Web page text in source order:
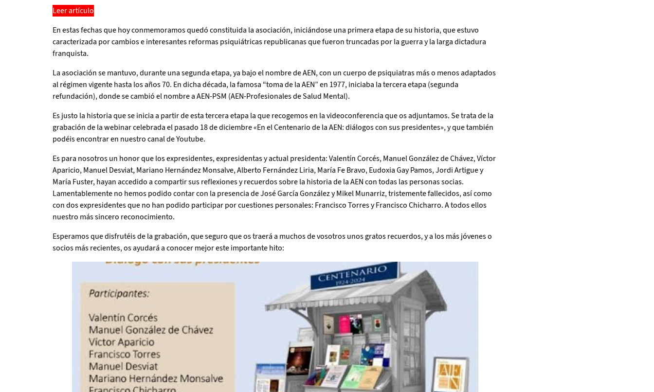
Leer artículo
En estas fechas que hoy conmemoramos quedó constituida la asociación, iniciándose una primera etapa de su historia, que estuvo
caracterizada por cambios e interesantes reformas psiquiátricas republicanas que fueron truncadas por la guerra y la larga dictadura
franquista.
La asociación se mantuvo, durante una segunda etapa, ya bajo el nombre de AEN, con un cuerpo de psiquiatras más o menos adaptados
al régimen vigente hasta los años 70. En dicha década, la famosa “toma de la AEN” en 1977, iniciaba la tercera etapa (segunda
refundación), donde se cambió el nombre a AEN-PSM (AEN-Profesionales de Salud Mental).
Es justo la historia que se inicia a partir de esta tercera etapa la que recogemos en la videoconferencia que os adjuntamos. Se trata de la
grabación de la webinar celebrada el pasado 18 de diciembre «En el Centenario de la AEN: diálogos con sus presidentes», y que también
podéis encontrar en nuestro canal de Youtube.
Es para nosotros un honor que los expresidentes, expresidentas y actual presidenta: Valentín Corcés, Manuel González de Chávez, Víctor
Aparicio, Manuel Desviat, Mariano Hernández Monsalve, Alberto Fernández Liria, María Fe Bravo, Eudoxia Gay Pamos, Jordi Artigue y
María Fuster, hayan accedido a compartir sus reflexiones y recuerdos sobre la historia de la AEN con todas las personas socias.
Lamentablemente no hemos podido contar con la presencia de José García González y Mikel Munarriz, tristemente fallecidos, así como
con dos expresidentes que no han podido participar por cuestiones personales: Francisco Torres y Francisco Chicharro. A todos ellos
nuestro más sincero reconocimiento.
Esperamos que disfrutéis de la grabación, que seguro que os traerá a muchos de vosotros unos gratos recuerdos, y a los más jóvenes o
socios más recientes, os ayudará a conocer mejor este importante hito: